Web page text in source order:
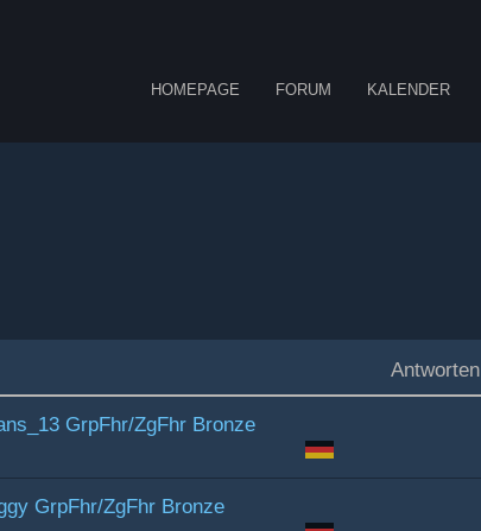
HOMEPAGE FORUM KALENDER
Antworten
GrpFhr/ZgFhr Bronze
GrpFhr/ZgFhr Bronze